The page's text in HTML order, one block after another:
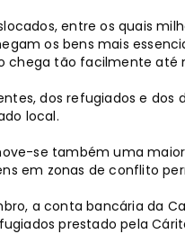
entre os quais
os bens mais
chega tão facilmente até
dos refugiados e dos
local.
se também uma
em zonas de conflito
a conta bancária da
prestado pela